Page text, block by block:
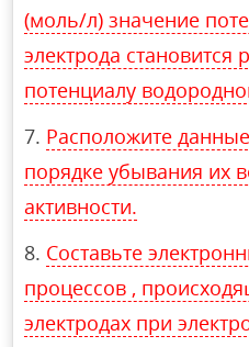
(моль/л) значение
электрода
потенциалу
Расположите
порядке убывания их
активности.
Составьте
процессов ,
электродах при